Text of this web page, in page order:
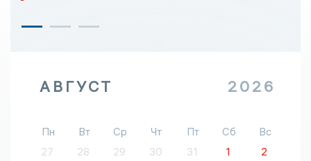
АВГУСТ 2026
Пн Вт Ср Чт Пт Сб
Вс
27
28 29 30 31 1
2